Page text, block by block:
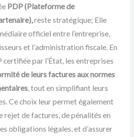
PDP (Plateforme de
reste stratégique; Elle
officiel entre l’entreprise,
et l’administration fiscale. En
par l’État, les entreprises
de leurs factures aux normes
, tout en simplifiant leurs
Ce choix leur permet également
rejet de factures, de pénalités en
obligations légales, et d’assurer